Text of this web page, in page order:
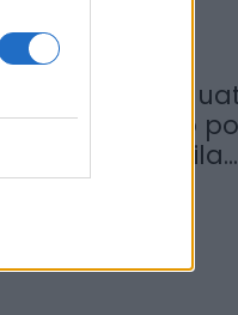
GNR apreende
investigação
doméstica em Vila...